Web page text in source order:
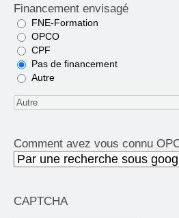
Financement envisagé
FNE-Formation
OPCO
CPF
Pas de financement
Autre
Comment avez vous connu
CAPTCHA